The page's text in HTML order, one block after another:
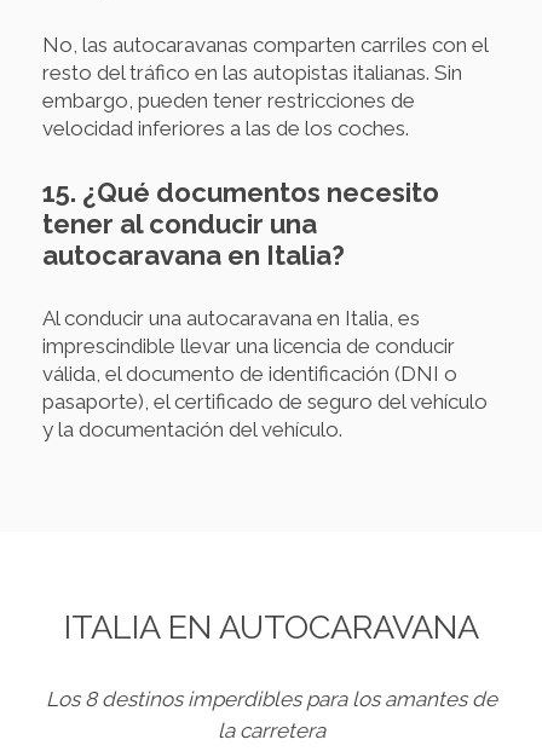
No, las autocaravanas comparten carriles con el
resto del tráfico en las autopistas italianas. Sin
embargo, pueden tener restricciones de
velocidad inferiores a las de los coches.
15. ¿Qué documentos necesito
tener al conducir una
autocaravana en Italia?
Al conducir una autocaravana en Italia, es
imprescindible llevar una licencia de conducir
válida, el documento de identificación (DNI o
pasaporte), el certificado de seguro del vehículo
y la documentación del vehículo.
ITALIA EN AUTOCARAVANA
Los 8 destinos imperdibles para los amantes de
la carretera